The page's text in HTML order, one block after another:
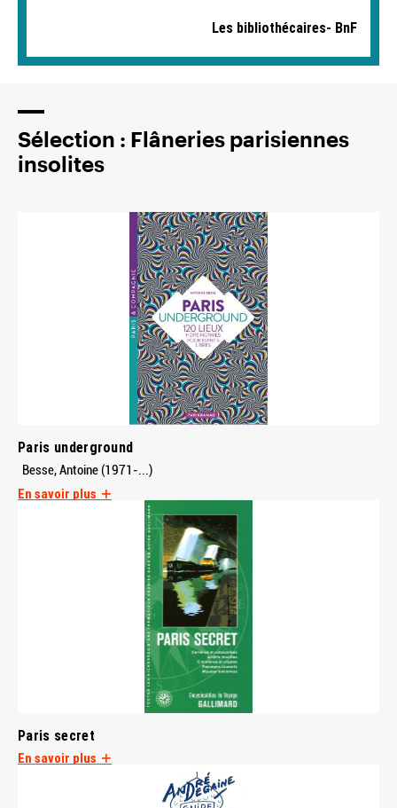
Les bibliothécaires- BnF
Sélection : Flâneries parisiennes
insolites
Paris underground
Besse, Antoine (1971-...)
En savoir plus
Paris secret
En savoir plus